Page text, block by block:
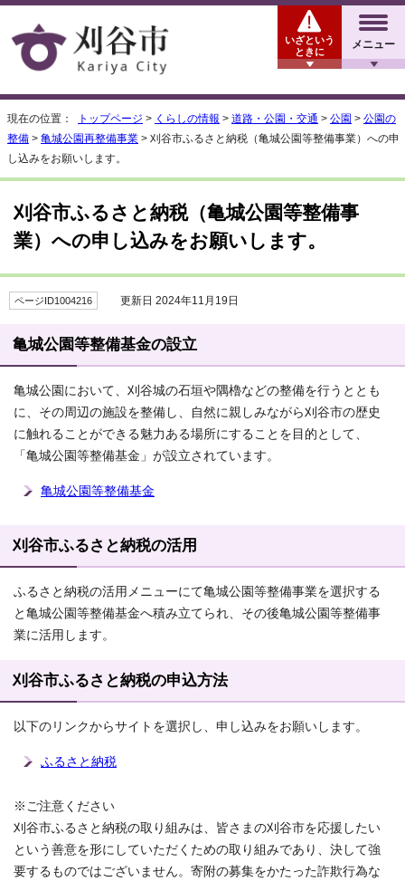
メニュー
いざという
ときに
現在の位置： トップページ > くらしの情報 > 道路・公園・交通 > 公園 > 公園の
整備 > 亀城公園再整備事業 > 刈谷市ふるさと納税（亀城公園等整備事業）への申
し込みをお願いします。
刈谷市ふるさと納税（亀城公園等整備事
業）への申し込みをお願いします。
ページID1004216 更新日 2024年11月19日
亀城公園等整備基金の設立
亀城公園において、刈谷城の石垣や隅櫓などの整備を行うととも
に、その周辺の施設を整備し、自然に親しみながら刈谷市の歴史
に触れることができる魅力ある場所にすることを目的として、
「亀城公園等整備基金」が設立されています。
亀城公園等整備基金
刈谷市ふるさと納税の活用
ふるさと納税の活用メニューにて亀城公園等整備事業を選択する
と亀城公園等整備基金へ積み立てられ、その後亀城公園等整備事
業に活用します。
刈谷市ふるさと納税の申込方法
以下のリンクからサイトを選択し、申し込みをお願いします。
ふるさと納税
※ご注意ください
刈谷市ふるさと納税の取り組みは、皆さまの刈谷市を応援したい
という善意を形にしていただくための取り組みであり、決して強
要するものではございません。寄附の募集をかたった詐欺行為な